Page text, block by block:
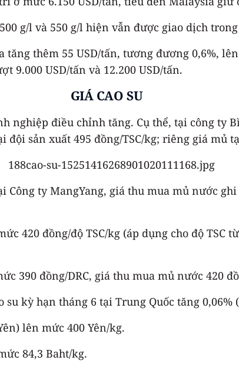
g/l và 550 g/l hiện vẫn được giao dịch trong
thêm 55 USD/tấn, tương đương 0,6%,
9.000 USD/tấn và 12.200 USD/tấn.
GIÁ CAO SU
nghiệp điều chỉnh tăng. Cụ thể, tại công ty
sản xuất 495 đồng/TSC/kg; riêng giá mủ
ty MangYang, giá thu mua mủ nước
420 đồng/độ TSC/kg (áp dụng cho độ TSC
390 đồng/DRC, giá thu mua mủ nước 420
kỳ hạn tháng 6 tại Trung Quốc tăng 0,06%
lên mức 400 Yên/kg.
84,3 Baht/kg.